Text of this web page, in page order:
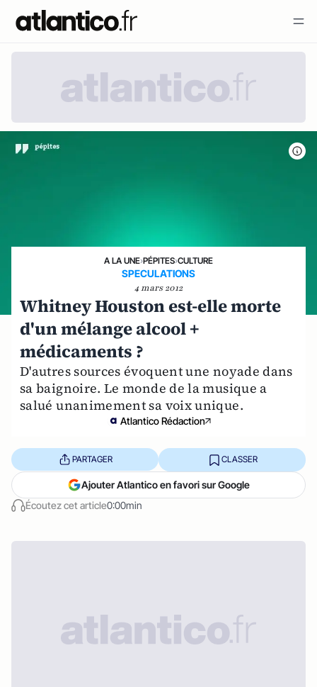
A LA UNE›PÉPITES›CULTURE
SPECULATIONS
4 mars 2012
Whitney Houston est-elle morte
d'un mélange alcool +
médicaments ?
D'autres sources évoquent une noyade dans
sa baignoire. Le monde de la musique a
salué unanimement sa voix unique.
Atlantico Rédaction
Écoutez cet article0:00min
PARTAGER CLASSER
Ajouter Atlantico en favori sur Google